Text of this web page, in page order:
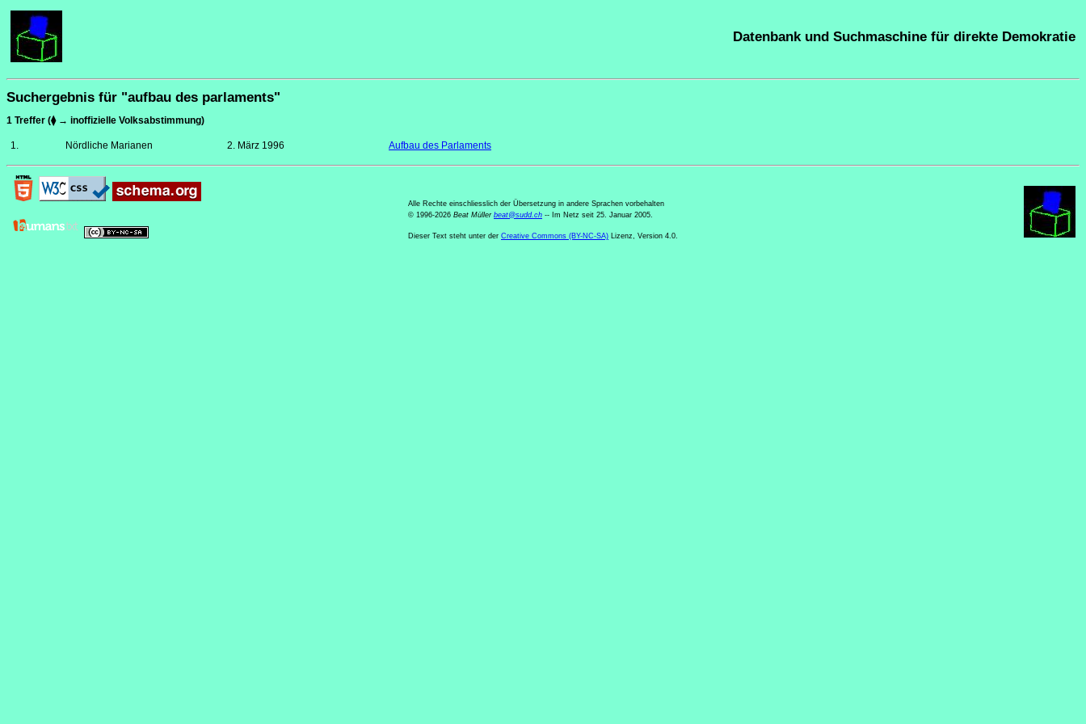
Datenbank und Suchmaschine für direkte Demokratie
Suchergebnis für "aufbau des parlaments"
1 Treffer (⧫ → inoffizielle Volksabstimmung)
1. Nördliche Marianen 2. März 1996 Aufbau des Parlaments
Alle Rechte einschliesslich der Übersetzung in andere Sprachen vorbehalten
© 1996-2026 Beat Müller beat@sudd.ch -- Im Netz seit 25. Januar 2005.
Dieser Text steht unter der Creative Commons (BY-NC-SA) Lizenz, Version 4.0.